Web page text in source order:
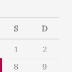
S D
1
2
8
9